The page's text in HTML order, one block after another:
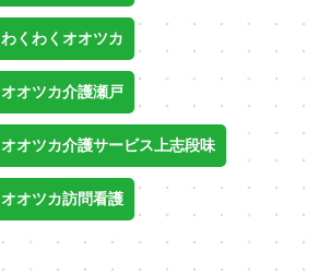
わくわくオオツカ
オオツカ介護瀬戸
オオツカ介護サービス上志段味
オオツカ訪問看護